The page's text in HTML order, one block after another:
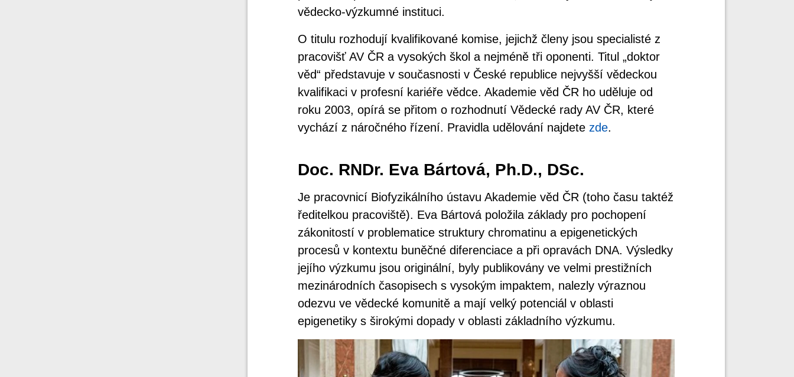
vědecko-výzkumné instituci.
O titulu rozhodují kvalifikované komise, jejichž členy jsou specialisté z
pracovišť AV ČR a vysokých škol a nejméně tři oponenti. Titul „doktor
věd“ představuje v současnosti v České republice nejvyšší vědeckou
kvalifikaci v profesní kariéře vědce. Akademie věd ČR ho uděluje od
roku 2003, opírá se přitom o rozhodnutí Vědecké rady AV ČR, které
vychází z náročného řízení. Pravidla udělování najdete zde.
Doc. RNDr. Eva Bártová, Ph.D., DSc.
Je pracovnicí Biofyzikálního ústavu Akademie věd ČR (toho času taktéž
ředitelkou pracoviště). Eva Bártová položila základy pro pochopení
zákonitostí v problematice struktury chromatinu a epigenetických
procesů v kontextu buněčné diferenciace a při opravách DNA. Výsledky
jejího výzkumu jsou originální, byly publikovány ve velmi prestižních
mezinárodních časopisech s vysokým impaktem, nalezly výraznou
odezvu ve vědecké komunitě a mají velký potenciál v oblasti
epigenetiky s širokými dopady v oblasti základního výzkumu.